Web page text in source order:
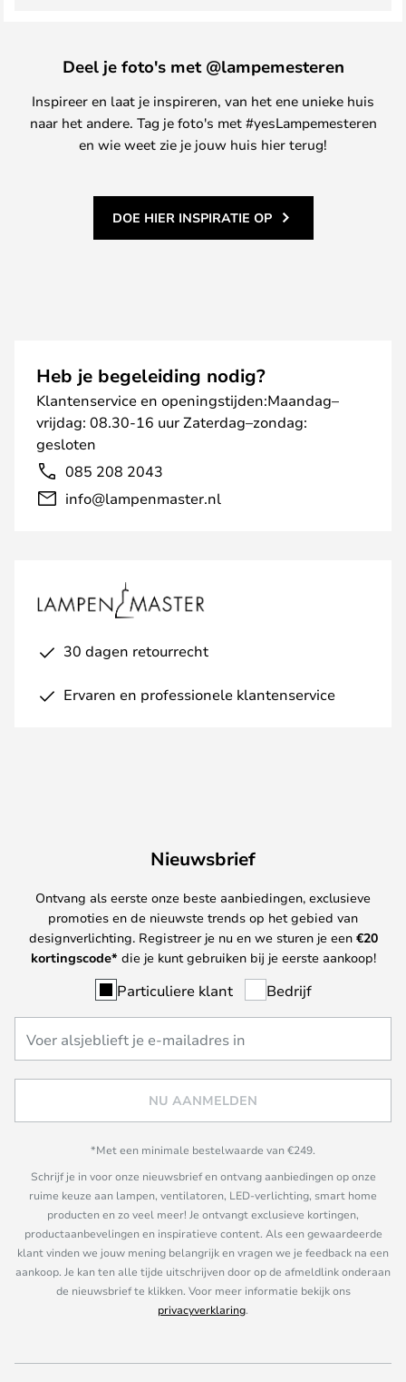
Deel je foto's met @lampemesteren
Inspireer en laat je inspireren, van het ene unieke huis
naar het andere. Tag je foto's met #yesLampemesteren
en wie weet zie je jouw huis hier terug!
DOE HIER INSPIRATIE OP
Heb je begeleiding nodig?
Klantenservice en openingstijden:Maandag–
vrijdag: 08.30-16 uur Zaterdag–zondag:
gesloten
085 208 2043
info@lampenmaster.nl
30 dagen retourrecht
Ervaren en professionele klantenservice
Nieuwsbrief
Ontvang als eerste onze beste aanbiedingen, exclusieve
promoties en de nieuwste trends op het gebied van
designverlichting. Registreer je nu en we sturen je een €20
kortingscode* die je kunt gebruiken bij je eerste aankoop!
Particuliere klant Bedrijf
NU AANMELDEN
*Met een minimale bestelwaarde van €249.
Schrijf je in voor onze nieuwsbrief en ontvang aanbiedingen op onze
ruime keuze aan lampen, ventilatoren, LED-verlichting, smart home
producten en zo veel meer! Je ontvangt exclusieve kortingen,
productaanbevelingen en inspiratieve content. Als een gewaardeerde
klant vinden we jouw mening belangrijk en vragen we je feedback na een
aankoop. Je kan ten alle tijde uitschrijven door op de afmeldlink onderaan
de nieuwsbrief te klikken. Voor meer informatie bekijk ons
privacyverklaring.